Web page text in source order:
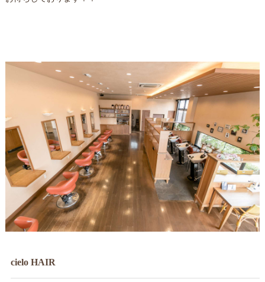
cielo HAIR